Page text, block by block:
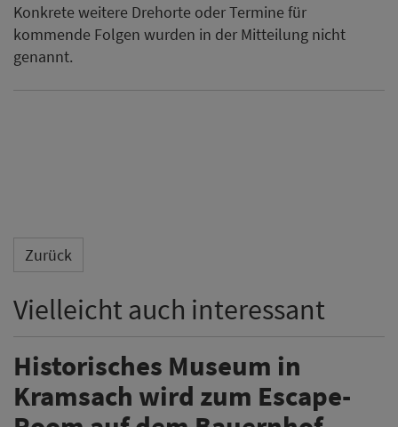
Konkrete weitere Drehorte oder Termine für
kommende Folgen wurden in der Mitteilung nicht
genannt.
Zurück
Vielleicht auch interessant
Historisches Museum in
Kramsach wird zum Escape-